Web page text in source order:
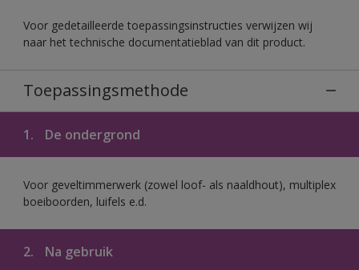
Voor gedetailleerde toepassingsinstructies verwijzen wij
naar het technische documentatieblad van dit product.
Toepassingsmethode
1. De ondergrond
Voor geveltimmerwerk (zowel loof- als naaldhout), multiplex
boeiboorden, luifels e.d.
2. Na gebruik